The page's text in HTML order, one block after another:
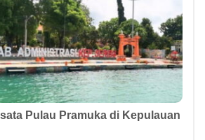
Pulau Pramuka di Kepulauan